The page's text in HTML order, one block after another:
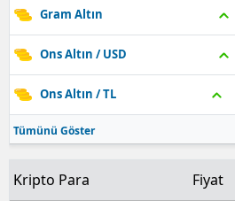
Gram Altın
Ons Altın / USD
Ons Altın / TL
Tümünü Göster
Kripto Para Fiyat